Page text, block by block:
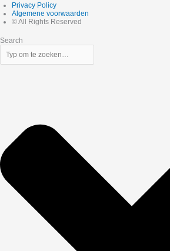
Privacy Policy
Algemene voorwaarden
© All Rights Reserved
Search